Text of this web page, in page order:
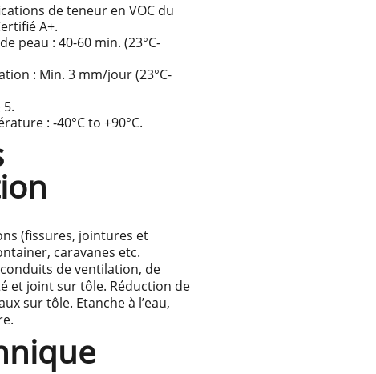
de teneur en VOC du
A+.
peau : 40-60 min. (23°C-
: Min. 3 mm/jour (23°C-
: -40°C to +90°C.
(fissures, jointures et
caravanes etc.
de ventilation, de
et joint sur tôle. Réduction de
sur tôle. Etanche à l’eau,